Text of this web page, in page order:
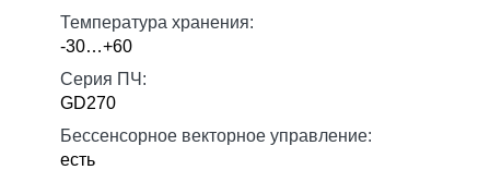
Температура хранения:
-30…+60
Серия ПЧ:
GD270
Бессенсорное векторное управление:
есть